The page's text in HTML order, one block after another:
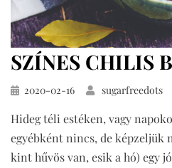
SZÍNES CHILIS
Közzétéve
2020-02-16 sugarfreedots
Hideg téli estéken, vagy
egyébként nincs, de képzeljük
kint hűvös van, esik a hó) egy